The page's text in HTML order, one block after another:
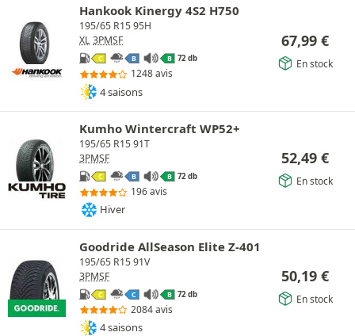
Hankook Kinergy 4S2 H750
195/65 R15 95H
XL 3PMSF
C B B 72 db
1248 avis
4 saisons
67,99 €
En stock
Kumho Wintercraft WP52+
195/65 R15 91T
3PMSF
C B B 72 db
196 avis
Hiver
52,49 €
En stock
Goodride AllSeason Elite Z-401
195/65 R15 91V
3PMSF
C C B 72 db
2084 avis
4 saisons
50,19 €
En stock